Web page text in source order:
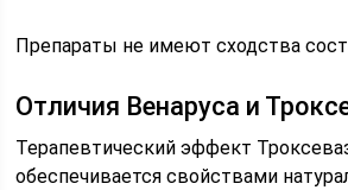
Препараты не имеют сходства
Отличия Венаруса и
Терапевтический эффект
обеспечивается свойствами